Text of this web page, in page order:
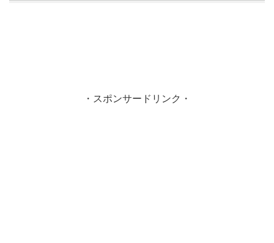
・スポンサードリンク・